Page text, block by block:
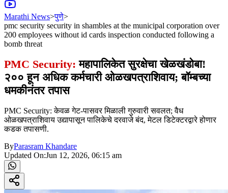
Marathi News>पुणे>
pmc security security in shambles at the municipal corporation over
200 employees without id cards inspection conducted following a
bomb threat
PMC Security: महापालिकेत सुरक्षेचा खेळखंडोबा!
२०० हून अधिक कर्मचारी ओळखपत्राशिवाय; बॉम्बच्या
धमकीनंतर तपास
PMC Security: केवळ गेट-पासवर मिळाली गुरुवारी सवलत; वैध
ओळखपत्राशिवाय उद्यापासून पालिकेचे दरवाजे बंद, मेटल डिटेक्टरद्वारे होणार
कडक तपासणी.
ByParasram Khandare
Updated On:Jun 12, 2026, 06:15 am